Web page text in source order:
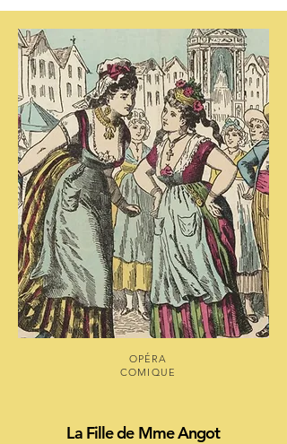
OPÉRA
COMIQUE
La Fille de Mme Angot